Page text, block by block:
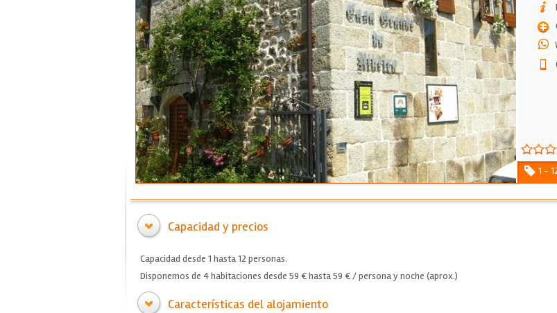
1 -
Capacidad y precios
Capacidad desde 1 hasta 12 personas.
Disponemos de 4 habitaciones desde 59 € hasta 59 € / persona y noche (aprox.)
Características del alojamiento